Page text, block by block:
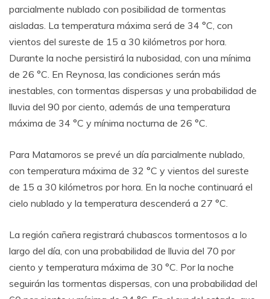
parcialmente nublado con posibilidad de tormentas
aisladas. La temperatura máxima será de 34 °C, con
vientos del sureste de 15 a 30 kilómetros por hora.
Durante la noche persistirá la nubosidad, con una mínima
de 26 °C. En Reynosa, las condiciones serán más
inestables, con tormentas dispersas y una probabilidad de
lluvia del 90 por ciento, además de una temperatura
máxima de 34 °C y mínima nocturna de 26 °C.
Para Matamoros se prevé un día parcialmente nublado,
con temperatura máxima de 32 °C y vientos del sureste
de 15 a 30 kilómetros por hora. En la noche continuará el
cielo nublado y la temperatura descenderá a 27 °C.
La región cañera registrará chubascos tormentosos a lo
largo del día, con una probabilidad de lluvia del 70 por
ciento y temperatura máxima de 30 °C. Por la noche
seguirán las tormentas dispersas, con una probabilidad del